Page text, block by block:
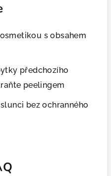
s obsahem
předchozího
peelingem
bez ochranného